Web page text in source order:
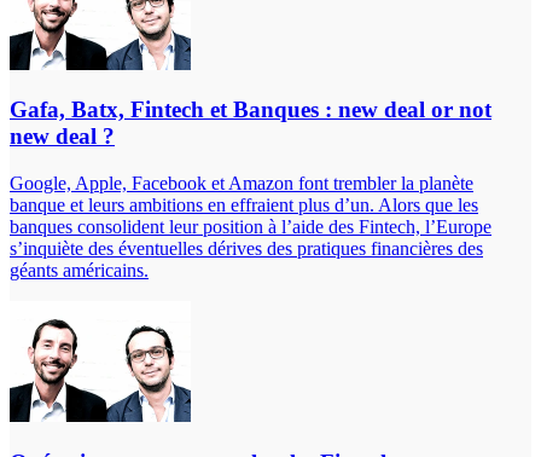
Gafa, Batx, Fintech et Banques : new deal or not
new deal ?
Google, Apple, Facebook et Amazon font trembler la planète
banque et leurs ambitions en effraient plus d’un. Alors que les
banques consolident leur position à l’aide des Fintech, l’Europe
s’inquiète des éventuelles dérives des pratiques financières des
géants américains.